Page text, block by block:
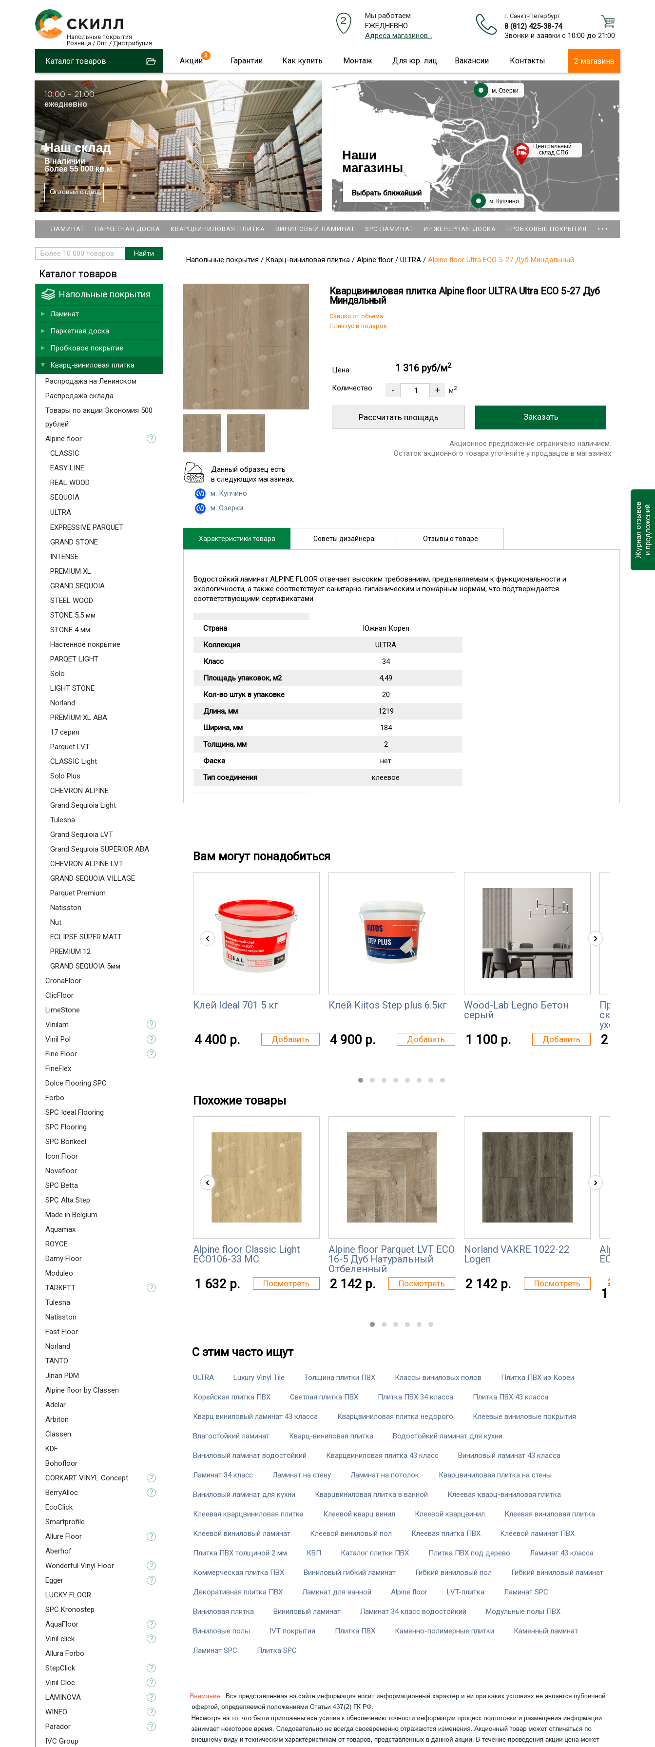
Напольные покрытия
Розница / Опт / Дистрибуция
г. Санкт-Петербург
8 (812) 425-38-74
Звонки и заявки с 10:00 до 21:00
Мы работаем
ЕЖЕДНЕВНО
Адреса магазинов...
Каталог товаров Акции
3
Гарантии Как купить Монтаж Для юр. лиц Вакансии Контакты 2 магазина
10:00 – 21:00
ежедневно
Наш склад
Вналичии
более 55 000 кв.м.
Оптовый отдел
Наши
магазины
м. Озерки
м. Купчино
Центральный
склад СПб
Выбрать ближайший
ЛАМИНАТ ПАРКЕТНАЯ ДОСКА КВАРЦВИНИЛОВАЯ ПЛИТКА ВИНИЛОВЫЙ ЛАМИНАТ SPC ЛАМИНАТ ИНЖЕНЕРНАЯ ДОСКА ПРОБКОВЫЕ ПОКРЫТИЯ ...
Напольные покрытия / Кварц-виниловая плитка / Alpine floor / ULTRA / Alpine floor Ultra ЕСО 5-27 Дуб Миндальный
Данный образец есть
в следующих магазинах:
м. Купчино
м. Озерки
Кварцвиниловая плитка Alpine floor ULTRA Ultra ЕСО 5-27 Дуб
Миндальный
Скидки от объема
Плинтус в подарок
Цена: 1 316 руб/м2
Количество: м2
Рассчитать площадь
Акционное предложение ограничено наличием.
Остаток акционного товара уточняйте у продавцов в магазинах
Характеристики товара Советы дизайнера Отзывы о товаре
Водостойкий ламинат ALPINE FLOOR отвечает высоким требованиям, предъявляемым к функциональности и
экологичности, а также соответствует санитарно-гигиеническим и пожарным нормам, что подтверждается
соответствующими сертификатами.
Страна
Южная Корея
Коллекция
ULTRA
Класс
34
Площадь упаковок, м2
4,49
Кол-во штук в упаковке
20
Длина, мм
1219
Ширина, мм
184
Толщина, мм
2
Фаска
нет
Тип соединения
клеевое
Вам могут понадобиться
Клей Ideal 701 5 кг
4 400 р. Добавить
Клей Kiitos Step plus 6.5кг
4 900 р. Добавить
Wood-Lab Legno Бетон
серый
1 100 р. Добавить
уходу
2 900 р.
‹ ›
Похожие товары
Alpine floor Classic Light
ЕСО106-33 MC
1 632 р. Посмотреть
Alpine floor Parquet LVT ЕСО
16-5 Дуб Натуральный
Отбеленный
2 142 р. Посмотреть
Norland VAKRE 1022-22
Logen
2 142 р. Посмотреть
Alpine floor
ЕСО6-1
2 350 р.
1 997 р.
‹ ›
С этим часто ищут
ULTRA Luxury Vinyl Tile Толщина плитки ПВХ Классы виниловых полов Плитка ПВХ из Кореи
Корейская плитка ПВХ Светлая плитка ПВХ Плитка ПВХ 34 класса Плитка ПВХ 43 класса
Кварц виниловый ламинат 43 класса Кварцвиниловая плитка недорого Клеевые виниловые покрытия
Влагостойкий ламинат Кварц-виниловая плитка Водостойкий ламинат для кухни
Виниловый ламинат водостойкий Кварцвиниловая плитка 43 класс Виниловый ламинат 43 класса
Ламинат 34 класс Ламинат на стену Ламинат на потолок Кварцвиниловая плитка на стены
Виниловый ламинат для кухни Кварцвиниловая плитка в ванной Клеевая кварц-виниловая плитка
Клеевая кварцвиниловая плитка Клеевой кварц винил Клеевой кварцвинил Клеевая виниловая плитка
Клеевой виниловый ламинат Клеевой виниловый пол Клеевая плитка ПВХ Клеевой ламинат ПВХ
Плитка ПВХ толщиной 2 мм КВП Каталог плитки ПВХ Плитка ПВХ под дерево Ламинат 43 класса
Коммерческая плитка ПВХ Виниловый гибкий ламинат Гибкий виниловый пол Гибкий виниловый ламинат
Декоративная плитка ПВХ Ламинат для ванной Alpine floor LVT-плитка Ламинат SPC
Виниловая плитка Виниловый ламинат Ламинат 34 класс водостойкий Модульные полы ПВХ
Виниловые полы IVT покрытия Плитка ПВХ Каменно-полимерные плитки Каменный ламинат
Ламинат SPC Плитка SPC
Каталог товаров
Напольные покрытия
Ламинат
Паркетная доска
Пробковое покрытие
Кварц-виниловая плитка
Распродажа на Ленинском
Распродажа склада
Товары по акции Экономия 500
рублей
Alpine floor
?
CLASSIC
EASY LINE
REAL WOOD
SEQUOIA
ULTRA
EXPRESSIVE PARQUET
GRAND STONE
INTENSE
PREMIUM XL
GRAND SEQUOIA
STEEL WOOD
STONE 5,5 мм
STONE 4 мм
Настенное покрытие
PARQET LIGHT
Solo
LIGHT STONE
Norland
PREMIUM XL ABA
17 серия
Parquet LVT
CLASSIC Light
Solo Plus
CHEVRON ALPINE
Grand Sequioia Light
Tulesna
Grand Sequioia LVT
Grand Sequioia SUPERIOR ABA
CHEVRON ALPINE LVT
GRAND SEQUOIA VILLAGE
Parquet Premium
Natisston
Nut
ECLIPSE SUPER MATT
PREMIUM 12
GRAND SEQUOIA 5мм
CronaFloor
ClicFloor
LimeStone
Vinilam
?
Vinil Pol
?
Fine Floor
?
FineFlex
Dolce Flooring SPC
Forbo
SPC Ideal Flooring
SPC Flooring
SPC Bonkeel
Icon Floor
Novafloor
SPC Betta
SPC Alta Step
Made in Belgium
Aquamax
ROYCE
Damy Floor
Moduleo
TARKETT
?
Tulesna
Natisston
Fast Floor
Norland
TANTO
Jinan PDM
Alpine floor by Classen
Adelar
Arbiton
Classen
KDF
Bohofloor
CORKART VINYL Concept
?
BerryAlloc
?
EcoClick
Smartprofile
Allure Floor
?
Aberhof
Wonderful Vinyl Floor
?
Egger
?
LUCKY FLOOR
SPC Kronostep
AquaFloor
?
Vinil click
?
Allura Forbo
StepClick
?
Vinil Cloc
?
LAMINOVA
?
WINEO
?
Parador
?
IVC Group
Журнал отзывови предложений